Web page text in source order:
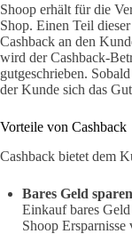
Shoop erhält für die
Shop. Einen Teil
Cashback an den
wird der Cashback-
gutgeschrieben.
der Kunde sich das
Vorteile von Cashback
Cashback bietet dem
Bares Geld sparen
Einkauf bares
Shoop